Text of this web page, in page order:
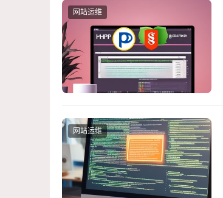
网站运维
网站运维